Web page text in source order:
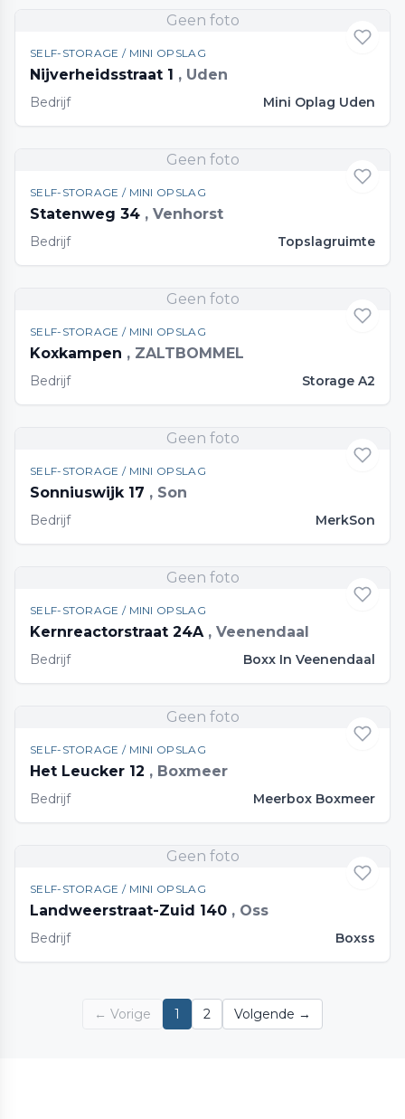
Geen foto
SELF-STORAGE / MINI OPSLAG
Nijverheidsstraat 1 , Uden
Bedrijf Mini Oplag Uden
Geen foto
SELF-STORAGE / MINI OPSLAG
Statenweg 34 , Venhorst
Bedrijf Topslagruimte
Geen foto
SELF-STORAGE / MINI OPSLAG
Koxkampen , ZALTBOMMEL
Bedrijf Storage A2
Geen foto
SELF-STORAGE / MINI OPSLAG
Sonniuswijk 17 , Son
Bedrijf MerkSon
Geen foto
SELF-STORAGE / MINI OPSLAG
Kernreactorstraat 24A , Veenendaal
Bedrijf Boxx In Veenendaal
Geen foto
SELF-STORAGE / MINI OPSLAG
Het Leucker 12 , Boxmeer
Bedrijf Meerbox Boxmeer
Geen foto
SELF-STORAGE / MINI OPSLAG
Landweerstraat-Zuid 140 , Oss
Bedrijf Boxss
← Vorige 1 2 Volgende →